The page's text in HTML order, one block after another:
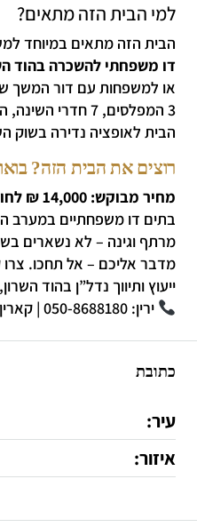
למי הבית הזה מתאים?
הבית הזה מתאים במיוחד
דו משפחתי להשכרה בהוד
או למשפחות עם דור המשך
3 המפלסים, 7
הבית לאופציה נדירה בשוק
רוצים את הבית הזה?
מחיר מבוקש: 14,000 ₪ לחודש
מרתף וגינה – לא נשארים
מדבר אליכם – אל תחכו.
ייעוץ ותיווך נדל”ן בהוד
ירין: 050-8688180 | קארין: 052-6377072
כתובת
עיר:
איזור: